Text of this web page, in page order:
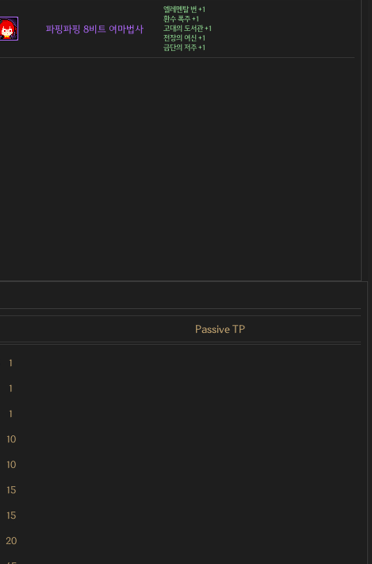
파핑파핑 8비트 여마법사
엘레멘탈 번 +1
환수 폭주 +1
고대의 도서관 +1
전장의 여신 +1
금단의 저주 +1
Passive TP
1
1
1
10
10
15
15
20